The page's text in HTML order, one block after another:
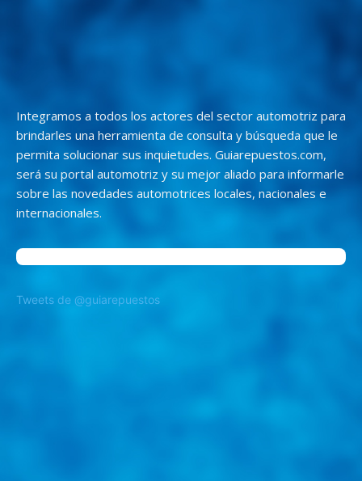
Integramos a todos los actores del sector automotriz para
brindarles una herramienta de consulta y búsqueda que le
permita solucionar sus inquietudes. Guiarepuestos.com,
será su portal automotriz y su mejor aliado para informarle
sobre las novedades automotrices locales, nacionales e
internacionales.
Tweets de @guiarepuestos